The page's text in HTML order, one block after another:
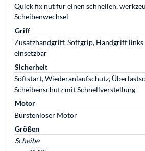
Quick fix nut für einen schnellen,
Scheibenwechsel
Griff
Zusatzhandgriff, Softgrip, Handgriff
einsetzbar
Sicherheit
Softstart, Wiederanlaufschutz,
Scheibenschutz mit Schnellverstellung
Motor
Bürstenloser Motor
Größen
Scheibe